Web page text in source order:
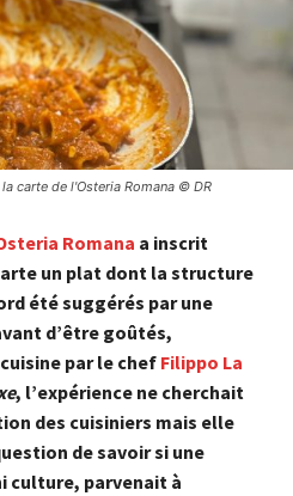
carte de l'Osteria Romana © DR
Romana a inscrit
un plat dont la structure
été suggérés par une
d’être goûtés,
par le chef Filippo La
, l’expérience ne cherchait
des cuisiniers mais elle
de savoir si une
culture, parvenait à